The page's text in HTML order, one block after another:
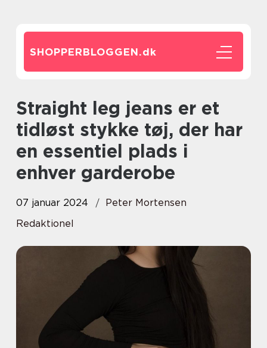
SHOPPERBLOGGEN.dk
Straight leg jeans er et
tidløst stykke tøj, der har
en essentiel plads i
enhver garderobe
07 januar 2024
Peter Mortensen
Redaktionel